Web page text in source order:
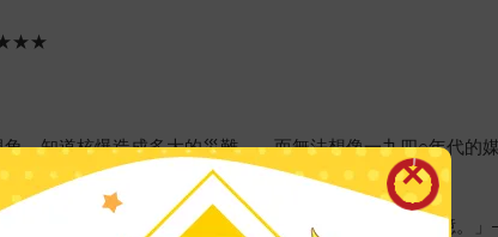
★★★
，知道核爆造成多大的災難——而無法想像一九四○年代的
非對特定武器的恐懼，而是記憶——對於廣島浩劫的記憶。